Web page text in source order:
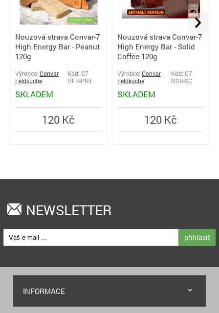
Nouzová strava Convar-7
High Energy Bar - Peanut
120g
Výrobce: Convar
Feldküche
Kód: C7-
HEB-PNT
SKLADEM
120 Kč
Nouzová strava Convar-7
High Energy Bar - Solid
Coffee 120g
Výrobce: Convar
Feldküche
Kód: C7-
NGB-SC
SKLADEM
120 Kč
NEWSLETTER
přihlásit
INFORMACE